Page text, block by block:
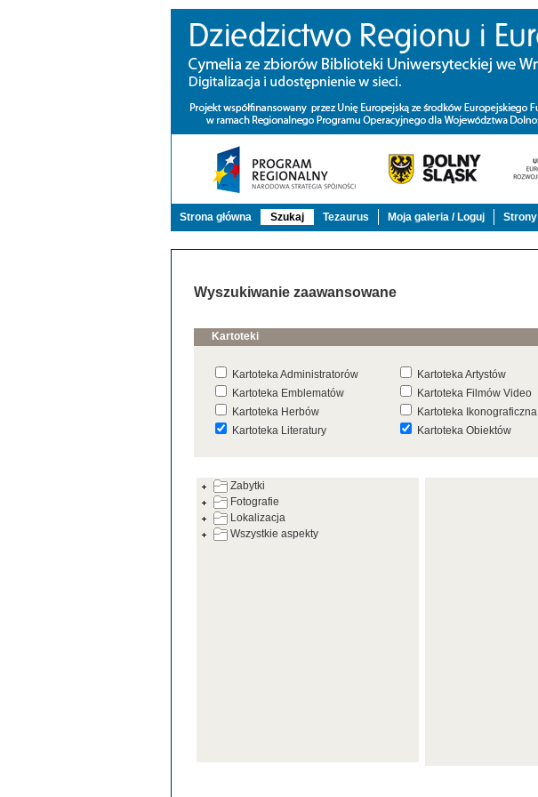
Strona główna Szukaj Tezaurus Moja galeria / Loguj Strony
Wyszukiwanie zaawansowane
Kartoteki
Kartoteka Administratorów Kartoteka Artystów
Kartoteka Emblematów
Kartoteka Filmów Video
Kartoteka Herbów
Kartoteka Ikonograficzna
Kartoteka Literatury
Kartoteka Obiektów
Kartoteka Warsztatów
Kartoteka Zabytków
Zabytki
Fotografie
Lokalizacja
Wszystkie aspekty